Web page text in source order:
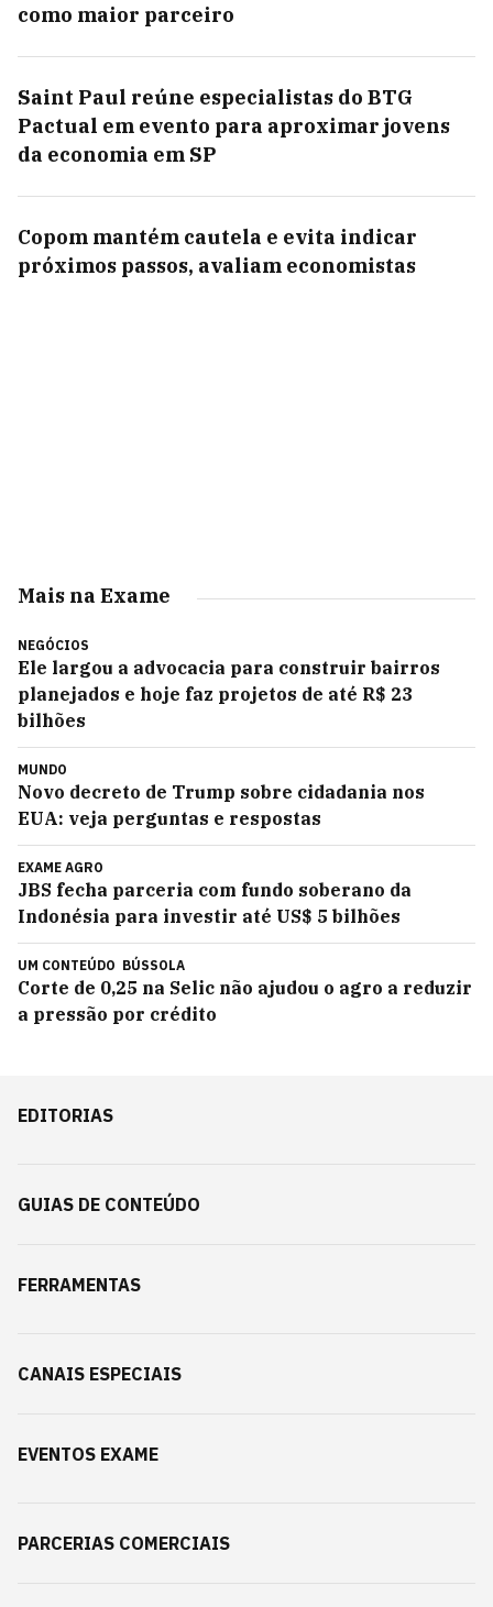
como maior parceiro
Saint Paul reúne especialistas do BTG
Pactual em evento para aproximar jovens
da economia em SP
Copom mantém cautela e evita indicar
próximos passos, avaliam economistas
Mais na Exame
NEGÓCIOS
Ele largou a advocacia para construir bairros
planejados e hoje faz projetos de até R$ 23
bilhões
MUNDO
Novo decreto de Trump sobre cidadania nos
EUA: veja perguntas e respostas
EXAME AGRO
JBS fecha parceria com fundo soberano da
Indonésia para investir até US$ 5 bilhões
UM CONTEÚDO BÚSSOLA
Corte de 0,25 na Selic não ajudou o agro a reduzir
a pressão por crédito
EDITORIAS
GUIAS DE CONTEÚDO
FERRAMENTAS
CANAIS ESPECIAIS
EVENTOS EXAME
PARCERIAS COMERCIAIS